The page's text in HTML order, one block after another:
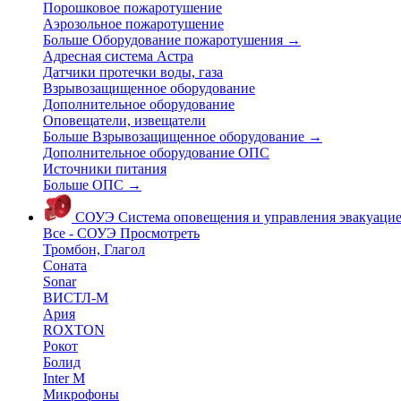
Порошковое пожаротушение
Аэрозольное пожаротушение
Больше Оборудование пожаротушения →
Адресная система Астра
Датчики протечки воды, газа
Взрывозащищенное оборудование
Дополнительное оборудование
Оповещатели, извещатели
Больше Взрывозащищенное оборудование →
Дополнительное оборудование ОПС
Источники питания
Больше ОПС →
СОУЭ Система оповещения и управления
Все - СОУЭ Просмотреть
Тромбон, Глагол
Соната
Sonar
ВИСТЛ-М
Ария
ROXTON
Рокот
Болид
Inter M
Микрофоны